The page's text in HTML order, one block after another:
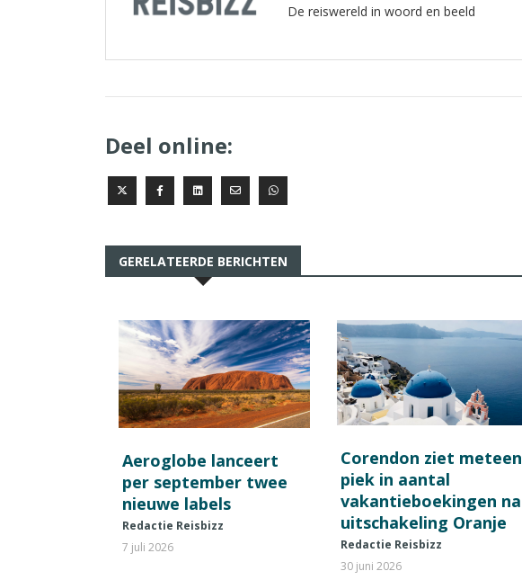
De reiswereld in woord en beeld
Deel online:
GERELATEERDE BERICHTEN
Aeroglobe lanceert
per september twee
nieuwe labels
Redactie Reisbizz
7 juli 2026
Corendon ziet meteen
piek in aantal
vakantieboekingen na
uitschakeling Oranje
Redactie Reisbizz
30 juni 2026